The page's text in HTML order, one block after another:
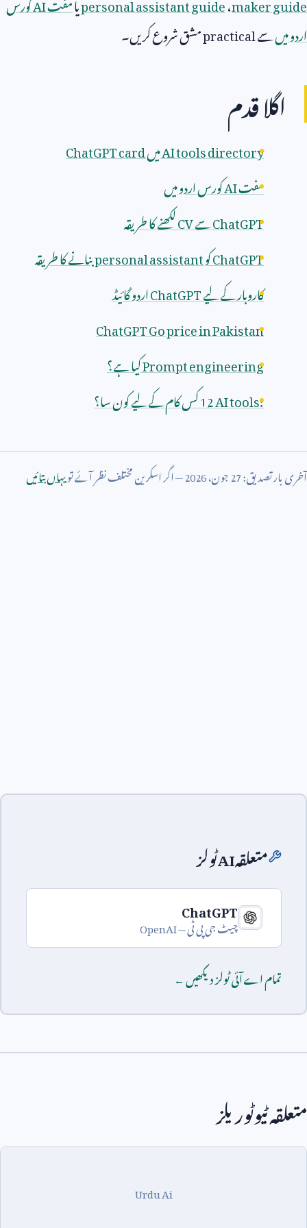
اردو میںسےpracticalمشق شروع کریں۔
اگلا قدم
AI tools directoryمیںChatGPT card
مفتAIکورس اردو میں
ChatGPTسےCVلکھنے کا طریقہ
ChatGPTکوpersonal assistantبنانے کا طریقہ
کاروبار کے لیےChatGPTاردو گائیڈ
ChatGPT Go price in Pakistan
Prompt engineeringکیا ہے؟
12 AI tools:کس کام کے لیے کون سا؟
آخری بار تصدیق:27جون،2026— اگر اسکرین مختلف نظر آئے تویہاں بتائیں
متعلقہAIٹولز
ChatGPT
چیٹ جی پی ٹی —OpenAI
تمام اے آئی ٹولز دیکھیں ←
متعلقہ ٹیوٹوریلز
Urdu Ai